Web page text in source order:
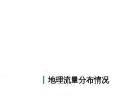
地理流量分布情况